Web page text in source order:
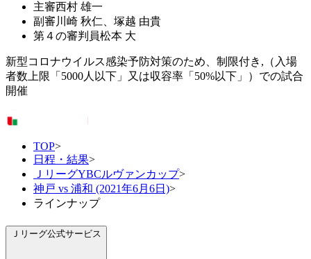
主審西村 雄一
副審 川崎 秋仁、塚越 由貴
第４の審判員松本 大
新型コロナウイルス感染予防対策のため、制限付き,（入場
者数上限「5000人以下」又は収容率「50%以下」）での試合
開催
TOP>
日程・結果>
ＪリーグYBCルヴァンカップ>
神戸 vs 浦和 (2021年6月6日)>
ラインナップ
Ｊリーグ公式サービス